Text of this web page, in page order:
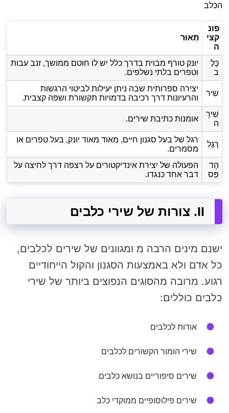
הכלב
פונ
קצי
ה
תֵאוּר
כֶּלֶ
ב
יונק טורף מבוית בדרך כלל יש לו חוטם ממושך, זנב עבות
וטפרים בלתי נשלפים.
שִׁיר
יצירה ספרותית שבה ניתן יעילות לביטוי הרגשות
והרעיונות דרך רכיבה בדמויות תקשורת ושפה קצבית.
שִׁירָ
ה
אומנות כתיבת שירים.
רֶגֶל
רגל של בעל סגנון חיים, מאוד מאוד יונק, בעל טפרים או
מסמרים.
הֶד
פֵּס
הפעולה של יצירת אינדיקטורים על רצפה דרך לחיצה על
דבר אחד כנגדו.
II. צורות של שירי כלבים
ישנם מינים הרבה מ ומגוונים של שירים לכלבים,
כל אדם ולא באמצעות הסגנון והקול הייחודיים
רגוע. מרובה מהסוגים הנפוצים ביותר של שירי
כלבים כוללים:
אודות לכלבים
שירי הומור הקשורים לכלבים
שירים סיפוריים בנושא כלבים
שירים פילוסופיים ממוקדי כלב